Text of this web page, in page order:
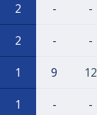
2 - -
2 - -
1 9 12
1 - -